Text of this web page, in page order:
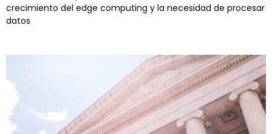
crecimiento del edge computing y la necesidad de procesar
datos